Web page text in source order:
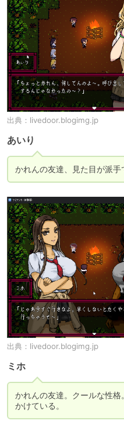
出典： livedoor.blogimg.jp
あいり
かれんの友達、見た目が派手
出典： livedoor.blogimg.jp
ミホ
かれんの友達。クールな性
かけている。